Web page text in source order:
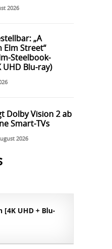
2026
„A
Elm Street“
Steelbook-
UHD Blu-ray)
Dolby Vision 2 ab
Smart-TVs
2026
[4K UHD + Blu-